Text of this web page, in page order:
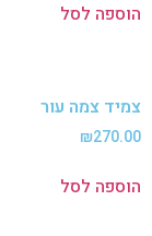
לסל
צמה עור
₪
לסל